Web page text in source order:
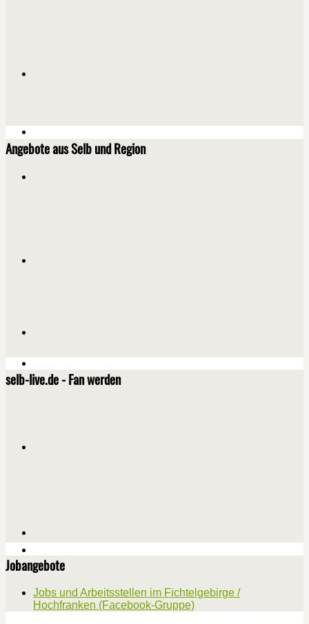
Angebote aus Selb und Region
selb-live.de - Fan werden
Jobangebote
Jobs und Arbeitsstellen im Fichtelgebirge /
Hochfranken (Facebook-Gruppe)